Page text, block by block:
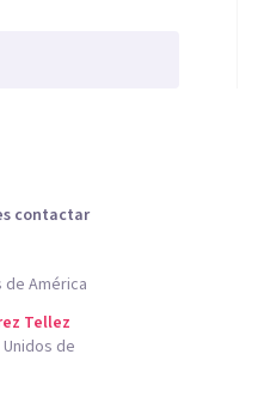
contactar
de América
Tellez
de